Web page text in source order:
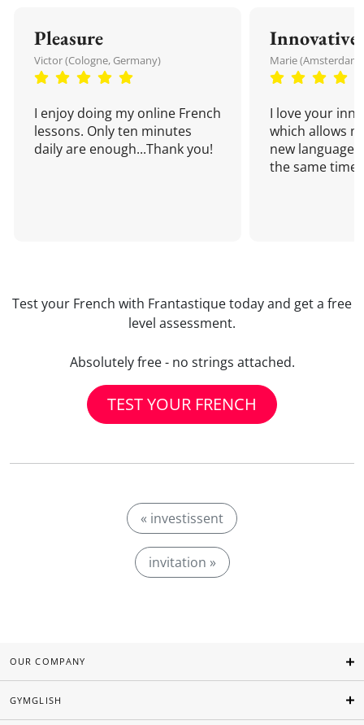
Pleasure
Victor (Cologne, Germany)
I enjoy doing my online French
lessons. Only ten minutes
daily are enough...Thank you!
Innovative
Marie
I love your
which allows
new language
the same time!
Test your French with Frantastique today and get a free
level assessment.
Absolutely free - no strings attached.
TEST YOUR FRENCH
« investissent
invitation »
OUR COMPANY
GYMGLISH